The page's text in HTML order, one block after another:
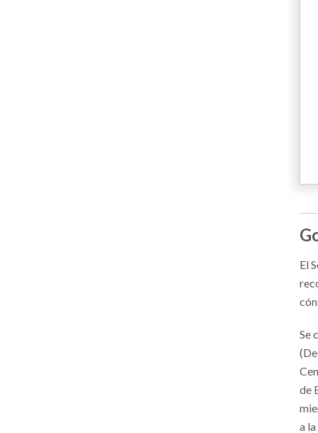
El
Se
de
a